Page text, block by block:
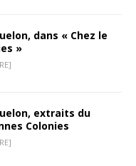
dans « Chez le
»
extraits du
Colonies